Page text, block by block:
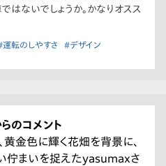
はないでしょうか。かなりオスス
運転のしやすさ #デザイン
のコメント
黄金色に輝く花畑を背景に、
佇まいを捉えたyasumaxさ